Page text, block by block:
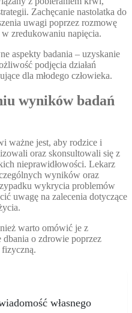
Zachęcanie nastolatka do
uwagi poprzez rozmowę
zredukowaniu napięcia.
aspekty badania – uzyskanie
podjęcia działań
dla młodego człowieka.
wyników badań
ważne jest, aby rodzice i
oraz skonsultowali się z
nieprawidłowości. Lekarz
wyników oraz
wykrycia problemów
uwagę na zalecenia dotyczące
warto omówić je z
dbania o zdrowie poprzez
własnego